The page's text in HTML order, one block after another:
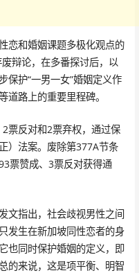
恋和婚姻课题多极化观点的
辩论，在多番探讨后，以
保护“一男一女”婚姻定义作
道路上的重要里程碑。
票反对和2票弃权，通过保
）法案。废除第377A节条
票赞成、3票反对获得通
文指出，社会歧视男性之间
发生在新加坡同性恋者的身
也同时保护婚姻的定义，即
的来说，这是项平衡、明智